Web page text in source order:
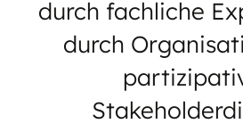
durch fachliche
durch